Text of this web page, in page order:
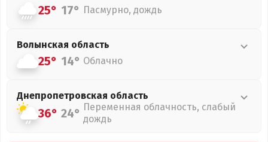
25° 17° Пасмурно, дождь
Волынская область
25° 14° Облачно
Днепропетровская область
36° 24° Переменная облачность, слабый
дождь